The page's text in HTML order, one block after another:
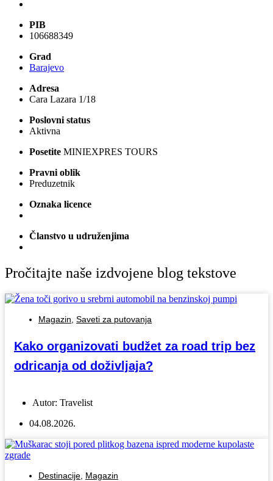
PIB
106688349
Grad
Barajevo
Adresa
Cara Lazara 1/18
Poslovni status
Aktivna
Posetite MINIEXPRES TOURS
Pravni oblik
Preduzetnik
Oznaka licence
Članstvo u udruženjima
Pročitajte naše izdvojene blog tekstove
Magazin Saveti za putovanja
Kako organizovati budžet za road trip bez
odricanja od doživljaja?
Autor: Travelist
04.08.2026.
Destinacije Magazin